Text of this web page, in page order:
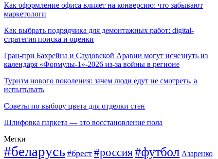
Как оформление офиса влияет на конверсию: что забывают
маркетологи
Как выбрать подрядчика для демонтажных работ: digital-
стратегия поиска и оценки
Гран-при Бахрейна и Саудовской Аравии могут исчезнуть из
календаря «Формулы-1»-2026 из-за войны в регионе
Туризм нового поколения: зачем люди едут не смотреть, а
испытывать
Советы по выбору цвета для отделки стен
Шлифовка паркета — это восстановление пола
Метки
#беларусь #брест #россия#футбол Азаренко